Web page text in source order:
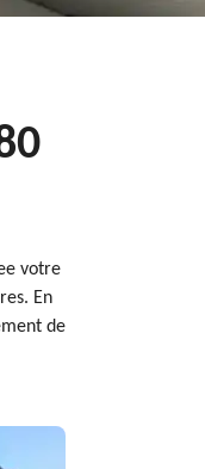
votre
En
de